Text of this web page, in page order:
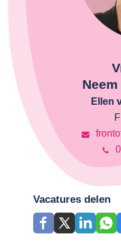
Ellen
Vacatures delen